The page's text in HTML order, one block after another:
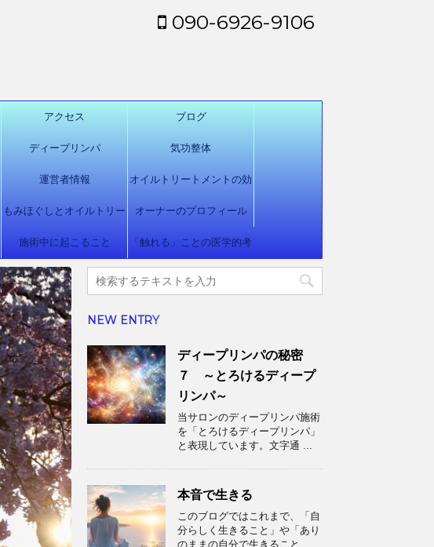
090-6926-9106
アクセス ブログ
ディープリンパ 気功整体
運営者情報 オイルトリートメントの効
用
もみほぐしとオイルトリー
トメント
オーナーのプロフィール
施術中に起こること 「触れる」ことの医学的考
察
NEW ENTRY
ディープリンパの秘密
７ ～とろけるディープ
リンパ～
当サロンのディープリンパ施術
を「とろけるディープリンパ」
と表現しています。文字通 ...
本音で生きる
このブログではこれまで、「自
分らしく生きること」や「あり
のままの自分で生きること ...